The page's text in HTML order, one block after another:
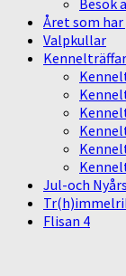
Besök
Året som
Valpkullar
Kennelträffar
Jul-och
Flisan 4